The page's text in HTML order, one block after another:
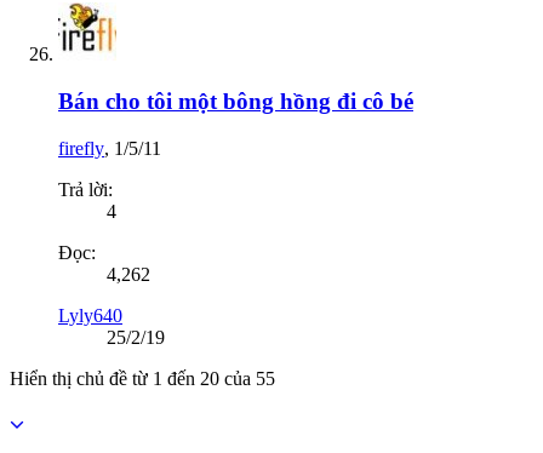
Bán cho tôi một bông hồng đi cô bé
firefly, 1/5/11
Trả lời:
4
Đọc:
4,262
Lyly640
25/2/19
Hiển thị chủ đề từ 1 đến 20 của 55